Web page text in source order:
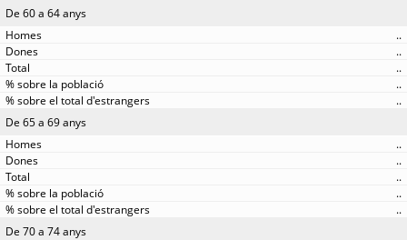
De 60 a 64 anys
..
..
..
..
..
De 65 a 69 anys
..
..
..
..
..
De 70 a 74 anys